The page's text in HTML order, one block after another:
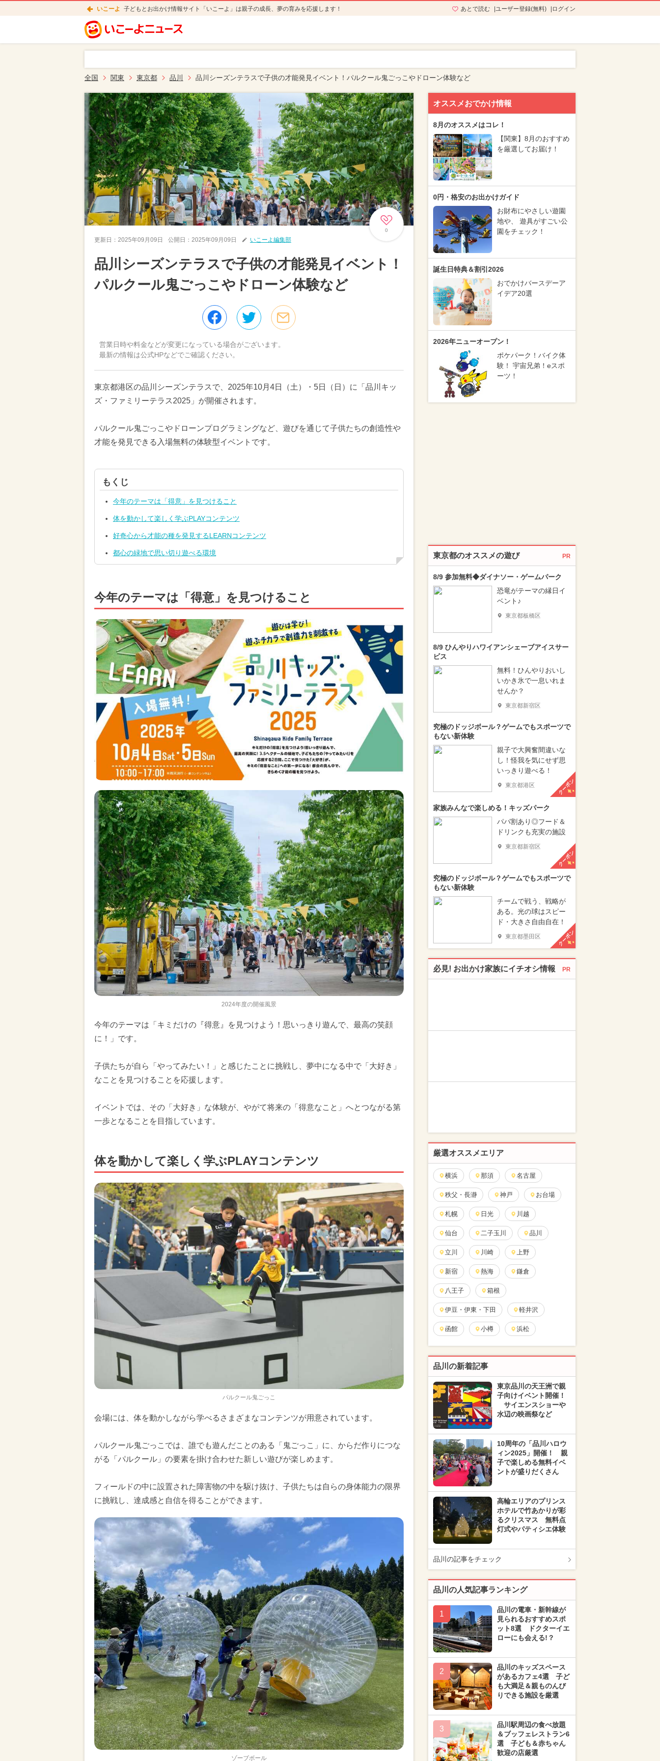
いこーよ 子どもとお出かけ情報サイト「いこーよ」は親子の成長、夢の育みを応援します！ あとで読む ユーザー登録(無料) ログイン
全国 関東 東京都 品川 品川シーズンテラスで子供の才能発見イベント！パルクール鬼ごっこやドローン体験など
0
更新日： 2025年09月09日 公開日： 2025年09月09日 いこーよ編集部
品川シーズンテラスで子供の才能発見イベント！
パルクール鬼ごっこやドローン体験など
営業日時や料金などが変更になっている場合がございます。
最新の情報は公式HPなどでご確認ください。
東京都港区の品川シーズンテラスで、2025年10月4日（土）・5日（日）に「品川キッ
ズ・ファミリーテラス2025」が開催されます。
パルクール鬼ごっこやドローンプログラミングなど、遊びを通じて子供たちの創造性や
才能を発見できる入場無料の体験型イベントです。
もくじ
今年のテーマは「得意」を見つけること
体を動かして楽しく学ぶPLAYコンテンツ
好奇心から才能の種を発見するLEARNコンテンツ
都心の緑地で思い切り遊べる環境
今年のテーマは「得意」を見つけること
2024年度の開催風景
今年のテーマは「キミだけの『得意』を見つけよう！思いっきり遊んで、最高の笑顔
に！」です。
子供たちが自ら「やってみたい！」と感じたことに挑戦し、夢中になる中で「大好き」
なことを見つけることを応援します。
イベントでは、その「大好き」な体験が、やがて将来の「得意なこと」へとつながる第
一歩となることを目指しています。
体を動かして楽しく学ぶPLAYコンテンツ
パルクール鬼ごっこ
会場には、体を動かしながら学べるさまざまなコンテンツが用意されています。
パルクール鬼ごっこでは、誰でも遊んだことのある「鬼ごっこ」に、からだ作りにつな
がる「パルクール」の要素を掛け合わせた新しい遊びが楽しめます。
フィールドの中に設置された障害物の中を駆け抜け、子供たちは自らの身体能力の限界
に挑戦し、達成感と自信を得ることができます。
ゾーブボール
オススメおでかけ情報
8月のオススメはコレ！
【関東】8月のおすすめ
を厳選してお届け！
0円・格安のお出かけガイド
お財布にやさしい遊園
地や、 遊具がすごい公
園をチェック！
誕生日特典＆割引2026
おでかけバースデーア
イデア20選
2026年ニューオープン！
ポケパーク！バイク体
験！ 宇宙兄弟！eスポ
ーツ！
東京都のオススメの遊び PR
8/9 参加無料◆ダイナソー・ゲームパーク
恐竜がテーマの縁日イ
ベント♪
東京都板橋区
8/9 ひんやりハワイアンシェーブアイスサー
ビス
無料！ひんやりおいし
いかき氷で一息いれま
せんか？
東京都新宿区
究極のドッジボール？ゲームでもスポーツで
もない新体験
親子で大興奮間違いな
し！怪我を気にせず思
いっきり遊べる！
東京都港区 クーポン
家族みんなで楽しめる！キッズパーク
パパ割あり◎フード＆
ドリンクも充実の施設
東京都新宿区
クーポン
究極のドッジボール？ゲームでもスポーツで
もない新体験
チームで戦う、戦略が
ある。光の球はスピー
ド・大きさ自由自在！
東京都墨田区 クーポン
必見! お出かけ家族にイチオシ情報 PR
厳選オススメエリア
横浜 那須 名古屋
秩父・長瀞 神戸 お台場
札幌 日光 川越
仙台 二子玉川 品川
立川 川崎 上野
新宿 熱海 鎌倉
八王子 箱根
伊豆・伊東・下田 軽井沢
函館 小樽 浜松
品川の新着記事
東京品川の天王洲で親
子向けイベント開催！
サイエンスショーや
水辺の映画祭など
10周年の「品川ハロウ
ィン2025」開催！ 親
子で楽しめる無料イベ
ントが盛りだくさん
高輪エリアのプリンス
ホテルで竹あかりが彩
るクリスマス 無料点
灯式やパティシエ体験
品川の記事をチェック
品川の人気記事ランキング
1
品川の電車・新幹線が
見られるおすすめスポ
ット8選 ドクターイエ
ローにも会える!？
2
品川のキッズスペース
があるカフェ4選 子ど
も大満足＆親ものんび
りできる施設を厳選
3
品川駅周辺の食べ放題
＆ブッフェレストラン6
選 子ども＆赤ちゃん
歓迎の店厳選